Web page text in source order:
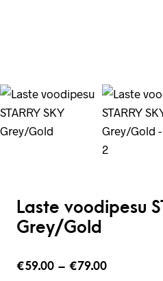
Laste voodipesu
Grey/Gold
€59.00 – €79.00